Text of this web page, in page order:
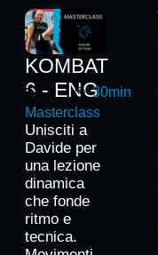
KOMBAT
6 - ENG
Masterclass
30min
Unisciti a
Davide per
una lezione
dinamica
che fonde
ritmo e
tecnica.